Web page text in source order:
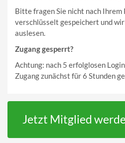
Bitte fragen Sie nicht nach Ihrem
verschlüsselt gespeichert und
auslesen.
Zugang gesperrt?
Achtung: nach 5 erfolglosen
Zugang zunächst für 6 Stunden
Jetzt Mitglied